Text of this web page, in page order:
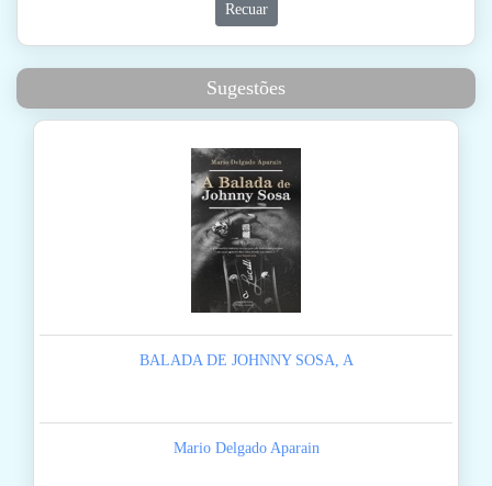
Recuar
Sugestões
BALADA DE JOHNNY SOSA, A
Mario Delgado Aparain